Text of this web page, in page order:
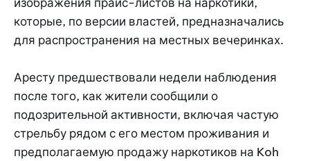
которые, по версии властей, предназначались
для распространения на местных вечеринках.
Аресту предшествовали недели наблюдения
после того, как жители сообщили о
подозрительной активности, включая частую
стрельбу рядом с его местом проживания и
предполагаемую продажу наркотиков на Koh